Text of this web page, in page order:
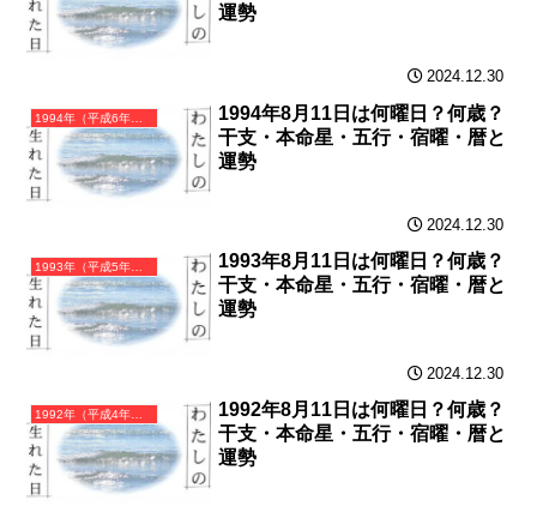
運勢
2024.12.30
1994年（平成6年）甲戌（きのえいぬ）・戌年（いぬ年）カレンダー（月曜はじまり）
1994年8月11日は何曜日？何歳？
干支・本命星・五行・宿曜・暦と
運勢
2024.12.30
1993年（平成5年）癸酉（みずのととり）・酉年（とり年）カレンダー（月曜はじまり）
1993年8月11日は何曜日？何歳？
干支・本命星・五行・宿曜・暦と
運勢
2024.12.30
1992年（平成4年）壬申（みずのえさる）・申年（さる年）カレンダー（月曜はじまり）
1992年8月11日は何曜日？何歳？
干支・本命星・五行・宿曜・暦と
運勢